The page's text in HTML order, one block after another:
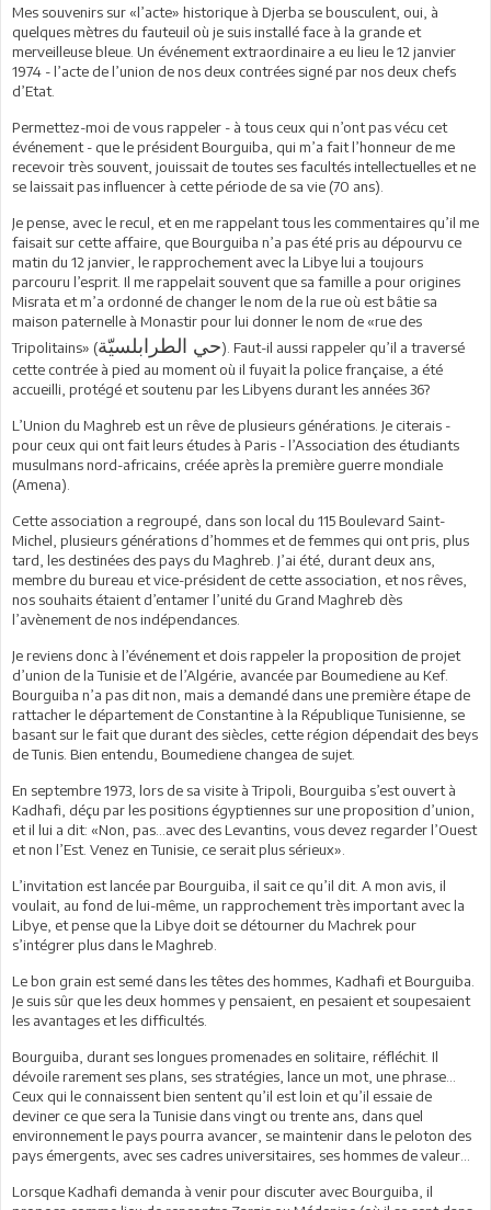
Mes souvenirs sur «l’acte» historique à Djerba se bousculent, oui, à
quelques mètres du fauteuil où je suis installé face à la grande et
merveilleuse bleue. Un événement extraordinaire a eu lieu le 12 janvier
1974 - l’acte de l’union de nos deux contrées signé par nos deux chefs
d’Etat.
Permettez-moi de vous rappeler - à tous ceux qui n’ont pas vécu cet
événement - que le président Bourguiba, qui m’a fait l’honneur de me
recevoir très souvent, jouissait de toutes ses facultés intellectuelles et ne
se laissait pas influencer à cette période de sa vie (70 ans).
Je pense, avec le recul, et en me rappelant tous les commentaires qu’il me
faisait sur cette affaire, que Bourguiba n’a pas été pris au dépourvu ce
matin du 12 janvier, le rapprochement avec la Libye lui a toujours
parcouru l’esprit. Il me rappelait souvent que sa famille a pour origines
Misrata et m’a ordonné de changer le nom de la rue où est bâtie sa
maison paternelle à Monastir pour lui donner le nom de «rue des
Tripolitains» (حي الطرابلسيّة). Faut-il aussi rappeler qu’il a traversé
cette contrée à pied au moment où il fuyait la police française, a été
accueilli, protégé et soutenu par les Libyens durant les années 36?
L’Union du Maghreb est un rêve de plusieurs générations. Je citerais -
pour ceux qui ont fait leurs études à Paris - l’Association des étudiants
musulmans nord-africains, créée après la première guerre mondiale
(Amena).
Cette association a regroupé, dans son local du 115 Boulevard Saint-
Michel, plusieurs générations d’hommes et de femmes qui ont pris, plus
tard, les destinées des pays du Maghreb. J’ai été, durant deux ans,
membre du bureau et vice-président de cette association, et nos rêves,
nos souhaits étaient d’entamer l’unité du Grand Maghreb dès
l’avènement de nos indépendances.
Je reviens donc à l’événement et dois rappeler la proposition de projet
d’union de la Tunisie et de l’Algérie, avancée par Boumediene au Kef.
Bourguiba n’a pas dit non, mais a demandé dans une première étape de
rattacher le département de Constantine à la République Tunisienne, se
basant sur le fait que durant des siècles, cette région dépendait des beys
de Tunis. Bien entendu, Boumediene changea de sujet.
En septembre 1973, lors de sa visite à Tripoli, Bourguiba s’est ouvert à
Kadhafi, déçu par les positions égyptiennes sur une proposition d’union,
et il lui a dit: «Non, pas...avec des Levantins, vous devez regarder l’Ouest
et non l’Est. Venez en Tunisie, ce serait plus sérieux».
L’invitation est lancée par Bourguiba, il sait ce qu’il dit. A mon avis, il
voulait, au fond de lui-même, un rapprochement très important avec la
Libye, et pense que la Libye doit se détourner du Machrek pour
s’intégrer plus dans le Maghreb.
Le bon grain est semé dans les têtes des hommes, Kadhafi et Bourguiba.
Je suis sûr que les deux hommes y pensaient, en pesaient et soupesaient
les avantages et les difficultés.
Bourguiba, durant ses longues promenades en solitaire, réfléchit. Il
dévoile rarement ses plans, ses stratégies, lance un mot, une phrase...
Ceux qui le connaissent bien sentent qu’il est loin et qu’il essaie de
deviner ce que sera la Tunisie dans vingt ou trente ans, dans quel
environnement le pays pourra avancer, se maintenir dans le peloton des
pays émergents, avec ses cadres universitaires, ses hommes de valeur...
Lorsque Kadhafi demanda à venir pour discuter avec Bourguiba, il